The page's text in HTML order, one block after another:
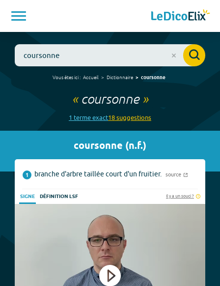
Vous êtes ici : Accueil Dictionnaire coursonne
« coursonne»
1 termeexact18suggestions
coursonne (n.f.)
1 branche d'arbre taillée court d'un fruitier. source
SIGNE DÉFINITION LSF Il y a un souci ?
Play